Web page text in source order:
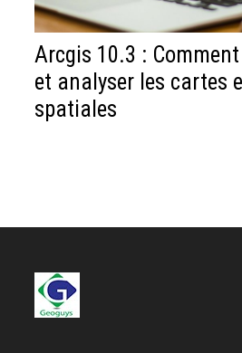
Arcgis 10.3 :
et analyser les cartes
spatiales